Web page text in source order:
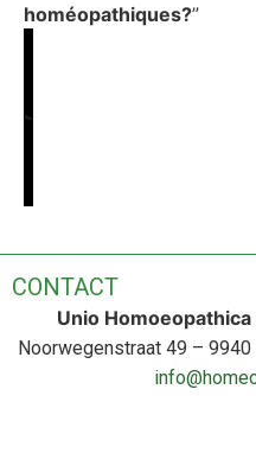
homéopathiques?”
CONTACT
Unio
Noorwegenstraat 49 –